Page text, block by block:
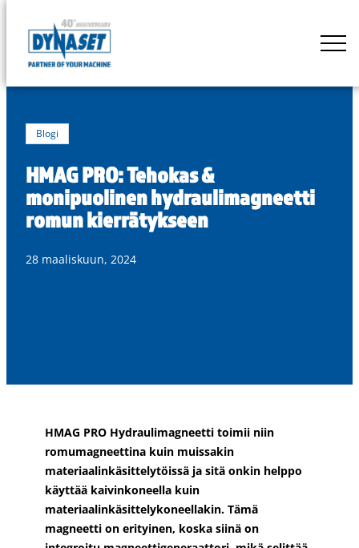
suoraan
sisältöön
DYNASET
Blogi
HMAG PRO: Tehokas &
monipuolinen hydraulimagneetti
romun kierrätykseen
28 maaliskuun, 2024
HMAG PRO Hydraulimagneetti toimii niin
romumagneettina kuin muissakin
materiaalinkäsittelytöissä ja sitä onkin helppo
käyttää kaivinkoneella kuin
materiaalinkäsittelykoneellakin. Tämä
magneetti on erityinen, koska siinä on